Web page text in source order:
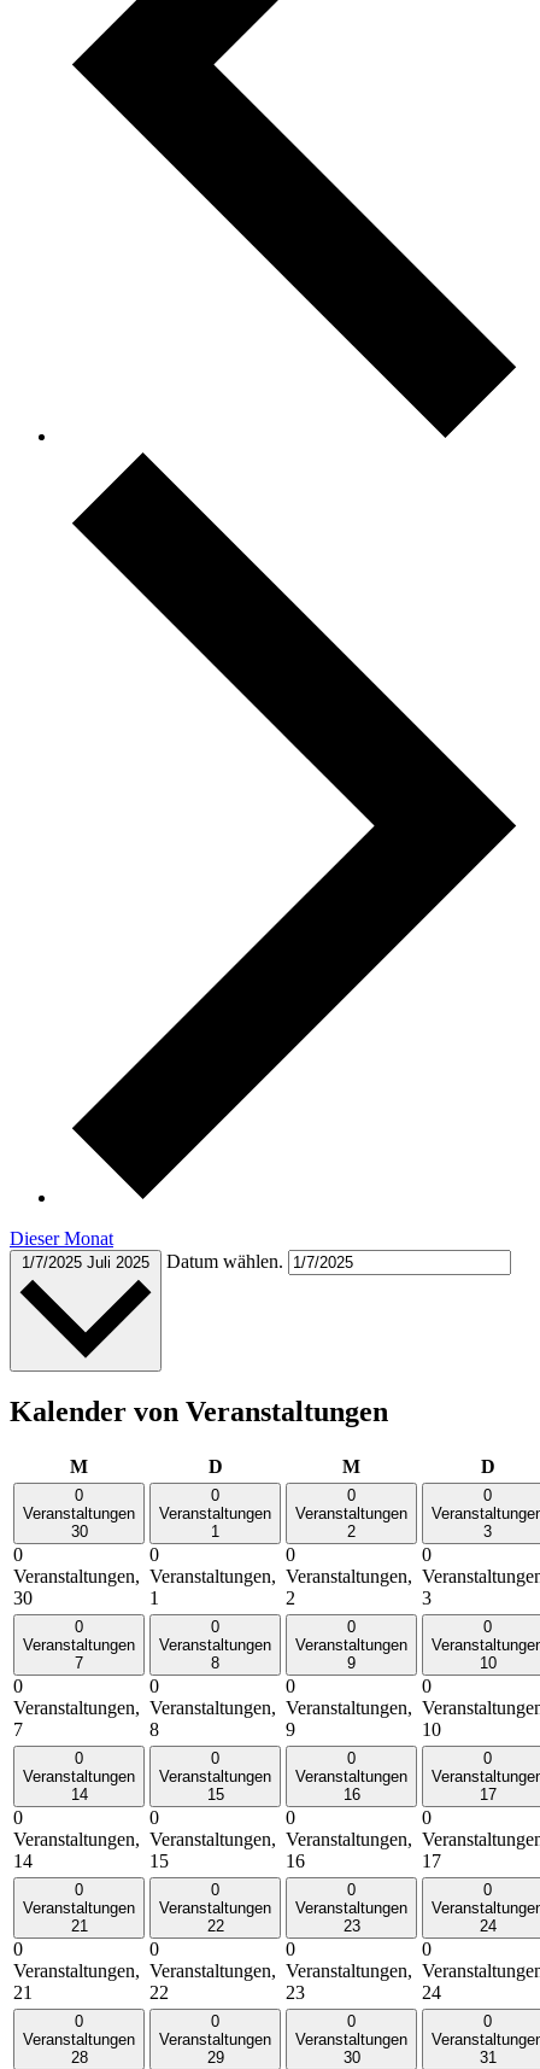
Dieser Monat
1/7/2025 Juli 2025 Datum wählen.
Kalender von Veranstaltungen
MMontag DDienstag MMittwoch D
0
Veranstaltungen
30
0
Veranstaltungen,
30
0
Veranstaltungen
1
0
Veranstaltungen,
1
0
Veranstaltungen
2
0
Veranstaltungen,
2
0
3
0
3
0
Veranstaltungen
7
0
Veranstaltungen,
7
0
Veranstaltungen
8
0
Veranstaltungen,
8
0
Veranstaltungen
9
0
Veranstaltungen,
9
0
10
0
10
0
Veranstaltungen
14
0
Veranstaltungen,
14
0
Veranstaltungen
15
0
Veranstaltungen,
15
0
Veranstaltungen
16
0
Veranstaltungen,
16
0
17
0
17
0
Veranstaltungen
21
0
Veranstaltungen,
21
0
Veranstaltungen
22
0
Veranstaltungen,
22
0
Veranstaltungen
23
0
Veranstaltungen,
23
0
24
0
24
0
Veranstaltungen
28
0
Veranstaltungen
29
0
Veranstaltungen
30
0
31